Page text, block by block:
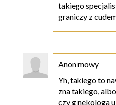
takiego
graniczy z
Anonimowy
Yh, takiego to
zna takiego,
czy ginekologa